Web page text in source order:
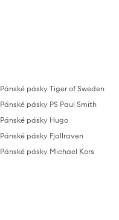
Pánské pásky Tiger of Sweden
Pánské pásky PS Paul Smith
Pánské pásky Hugo
Pánské pásky Fjallraven
Pánské pásky Michael Kors